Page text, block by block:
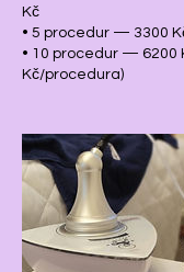
Kč
• 5 procedur — 3300
• 10 procedur — 6200
Kč/procedura)